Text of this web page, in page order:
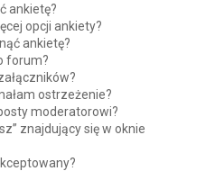
ankietę?
opcji ankiety?
ankietę?
forum?
ostrzeżenie?
moderatorowi?
znajdujący się w oknie